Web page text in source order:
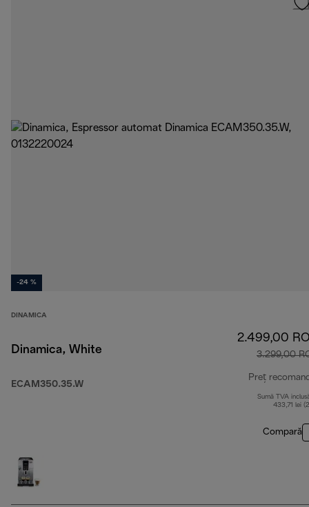
-24 %
DINAMICA
Dinamica, White
ECAM350.35.W
2.499,00
3.299,00
Preț
Sumă TVA
433,71 lei
Compară